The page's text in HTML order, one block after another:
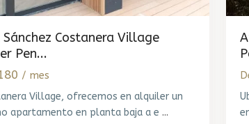
Sánchez Costanera Village
Pen...
/ mes
Village, ofrecemos en alquiler un
apartamento en planta baja a e ...